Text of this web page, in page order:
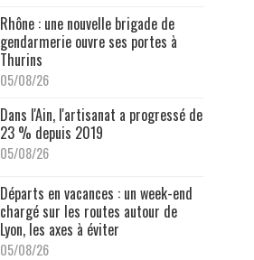
Rhône : une nouvelle brigade de
gendarmerie ouvre ses portes à
Thurins
05/08/26
Dans l'Ain, l'artisanat a progressé de
23 % depuis 2019
05/08/26
Départs en vacances : un week-end
chargé sur les routes autour de
Lyon, les axes à éviter
05/08/26